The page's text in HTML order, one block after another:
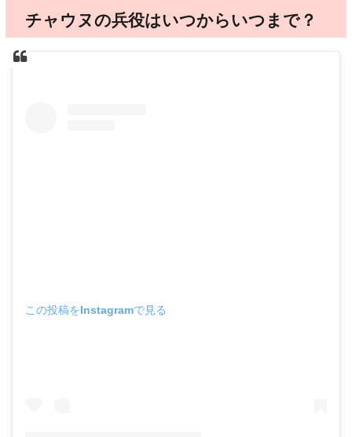
チャウヌの兵役はいつからいつまで？
この投稿をInstagramで見る